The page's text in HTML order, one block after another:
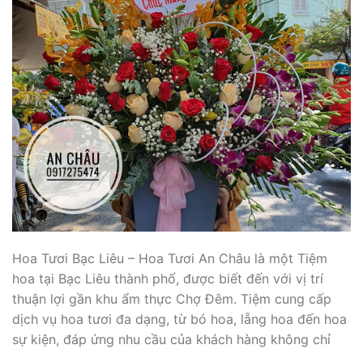
Hoa Tươi Bạc Liêu – Hoa Tươi An Châu là một Tiệm
hoa tại Bạc Liêu thành phố, được biết đến với vị trí
thuận lợi gần khu ẩm thực Chợ Đêm. Tiệm cung cấp
dịch vụ hoa tươi đa dạng, từ bó hoa, lẵng hoa đến hoa
sự kiện, đáp ứng nhu cầu của khách hàng không chỉ